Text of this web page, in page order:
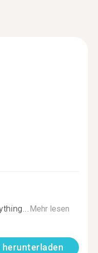
Mehr lesen
herunterladen